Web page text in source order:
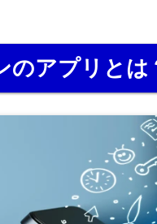
のアプリとは